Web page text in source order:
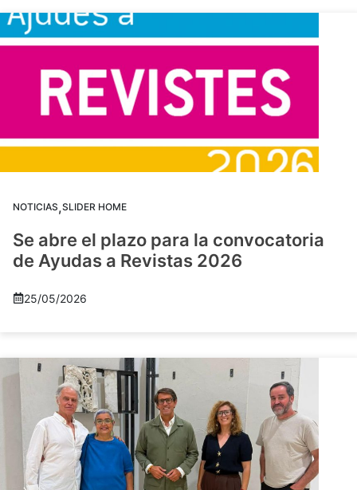
NOTICIAS,SLIDER HOME
Se abre el plazo para la convocatoria
de Ayudas a Revistas 2026
25/05/2026